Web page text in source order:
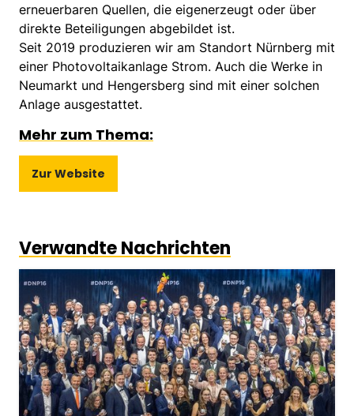
erneuerbaren Quellen, die eigenerzeugt oder über
direkte Beteiligungen abgebildet ist.
Seit 2019 produzieren wir am Standort Nürnberg mit
einer Photovoltaikanlage Strom. Auch die Werke in
Neumarkt und Hengersberg sind mit einer solchen
Anlage ausgestattet.
Mehr zum Thema:
Zur Website
Verwandte Nachrichten